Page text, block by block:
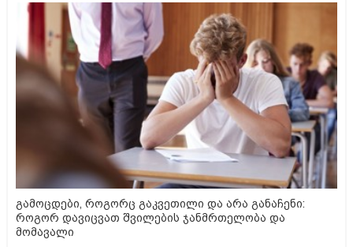
გამოცდები, როგორც გაკვეთილი და არა განაჩენი:
როგორ დავიცვათ შვილების ჯანმრთელობა და
მომავალი